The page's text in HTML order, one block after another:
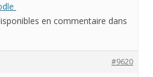
en commentaire dans
#9620